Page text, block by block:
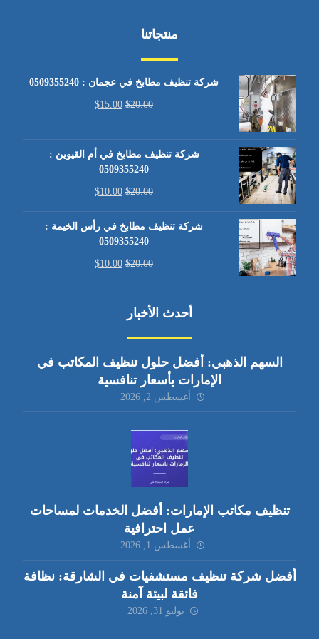
منتجاتنا
شركة تنظيف مطابخ في عجمان : 0509355240
$20.00
$15.00
شركة تنظيف مطابخ في أم القيوين :
0509355240
$20.00
$10.00
شركة تنظيف مطابخ في رأس الخيمة :
0509355240
$20.00
$10.00
أحدث الأخبار
السهم الذهبي: أفضل حلول تنظيف المكاتب في
الإمارات بأسعار تنافسية
أغسطس 2, 2026
تنظيف مكاتب الإمارات: أفضل الخدمات لمساحات
عمل احترافية
أغسطس 1, 2026
أفضل شركة تنظيف مستشفيات في الشارقة: نظافة
فائقة لبيئة آمنة
يوليو 31, 2026